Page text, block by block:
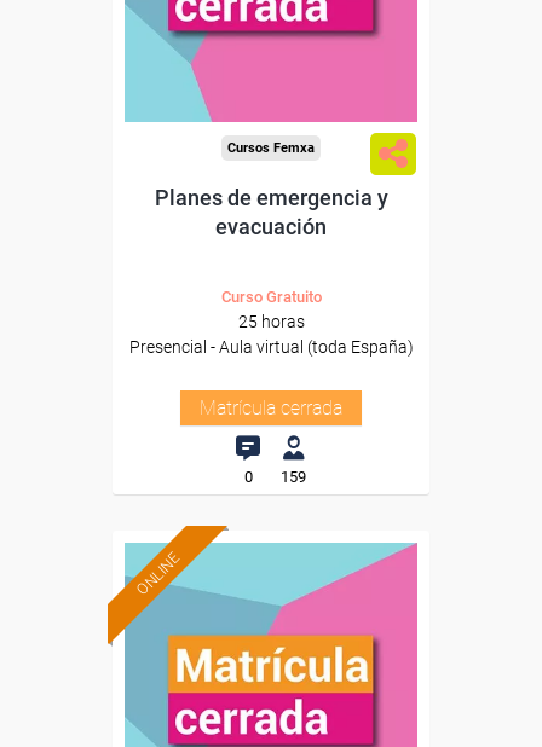
Cursos Femxa
Planes de emergencia y
evacuación
Curso Gratuito
25 horas
Presencial - Aula virtual (toda España)
Matrícula cerrada
0 159
ONLINE